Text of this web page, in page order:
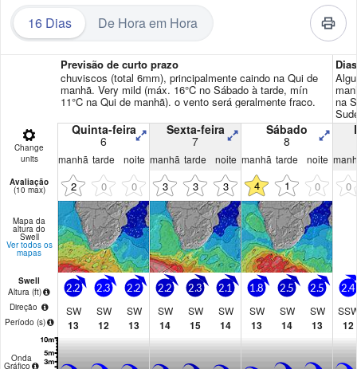
16 Dias De Hora em Hora
Previsão de curto prazo
chuviscos (total 6mm), principalmente caindo na Qui de
manhã. Very mild (máx. 16°C no Sábado à tarde, mín
11°C na Qui de manhã). o vento será geralmente fraco. na
Change
units
Quinta-feira
6
Sexta-feira
7
Sábado
8
manhã tarde noite manhã tarde noite manhã tarde noite
Avaliação
(10 max) 2 0 0 3 3 3 4 1 0 0
Mapa da
altura do
Swell
Ver todos os
mapas
Swell
Altura (ft)
Direção
Período (s)
2.2
SW
13
2.3
SW
12
2.2
SW
13
2.2
SW
14
2.3
SW
15
2.1
SW
14
1.8
SW
13
2.5
SW
14
2.5
SW
13
2.4
12
Onda
Gráfico